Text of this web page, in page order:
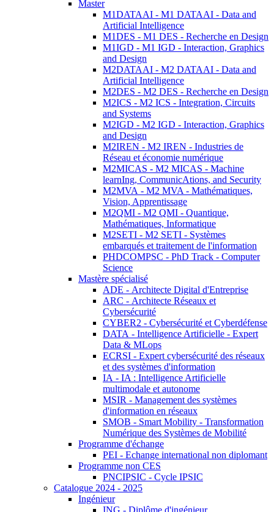
Master
M1DATAAI - M1 DATAAI - Data and
Artificial Intelligence
M1DES - M1 DES - Recherche en Design
M1IGD - M1 IGD - Interaction, Graphics
and Design
M2DATAAI - M2 DATAAI - Data and
Artificial Intelligence
M2DES - M2 DES - Recherche en Design
M2ICS - M2 ICS - Integration, Circuits
and Systems
M2IGD - M2 IGD - Interaction, Graphics
and Design
M2IREN - M2 IREN - Industries de
Réseau et économie numérique
M2MICAS - M2 MICAS - Machine
learnIng, CommunicAtions, and Security
M2MVA - M2 MVA - Mathématiques,
Vision, Apprentissage
M2QMI - M2 QMI - Quantique,
Mathématiques, Informatique
M2SETI - M2 SETI - Systèmes
embarqués et traitement de l'information
PHDCOMPSC - PhD Track - Computer
Science
Mastère spécialisé
ADE - Architecte Digital d'Entreprise
ARC - Architecte Réseaux et
Cybersécurité
CYBER2 - Cybersécurité et Cyberdéfense
DATA - Intelligence Artificielle - Expert
Data & MLops
ECRSI - Expert cybersécurité des réseaux
et des systèmes d'information
IA - IA : Intelligence Artificielle
multimodale et autonome
MSIR - Management des systèmes
d'information en réseaux
SMOB - Smart Mobility - Transformation
Numérique des Systèmes de Mobilité
Programme d'échange
PEI - Echange international non diplomant
Programme non CES
PNCIPSIC - Cycle IPSIC
Catalogue 2024 - 2025
Ingénieur
ING - Diplôme d'ingénieur